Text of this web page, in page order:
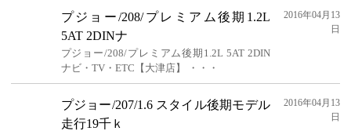
プジョー/208/プレミアム後期1.2L
5AT 2DINナ
プジョー/208/プレミアム後期1.2L 5AT 2DIN
ナビ・TV・ETC【大津店】 ・・・
2016年04月13
日
プジョー/207/1.6 スタイル後期モデル
走行19千ｋ
2016年04月13
日